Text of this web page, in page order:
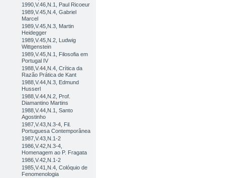
1990,V.46,N.1, Paul Ricoeur
1989,V.45,N.4, Gabriel
Marcel
1989,V.45,N.3, Martin
Heidegger
1989,V.45,N.2, Ludwig
Wittgenstein
1989,V.45,N.1, Filosofia em
Portugal IV
1988,V.44,N.4, Crítica da
Razão Prática de Kant
1988,V.44,N.3, Edmund
Husserl
1988,V.44,N.2, Prof.
Diamantino Martins
1988,V.44,N.1, Santo
Agostinho
1987,V.43,N.3-4, Fil.
Portuguesa Contemporânea
1987,V.43,N.1-2
1986,V.42,N.3-4,
Homenagem ao P. Fragata
1986,V.42,N.1-2
1985,V.41,N.4, Colóquio de
Fenomenologia